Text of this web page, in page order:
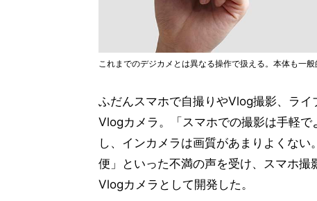
これまでのデジカメとは異なる操作で扱える。本体も一
ふだんスマホで自撮りやVlog撮影、ラ
Vlogカメラ。「スマホでの撮影は手軽
し、インカメラは画質があまりよくな
便」といった不満の声を受け、スマホ
Vlogカメラとして開発した。